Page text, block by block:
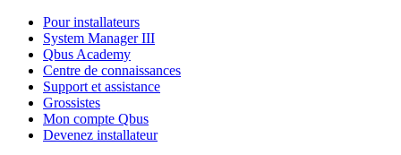
Pour installateurs
System Manager III
Qbus Academy
Centre de connaissances
Support et assistance
Grossistes
Mon compte Qbus
Devenez installateur